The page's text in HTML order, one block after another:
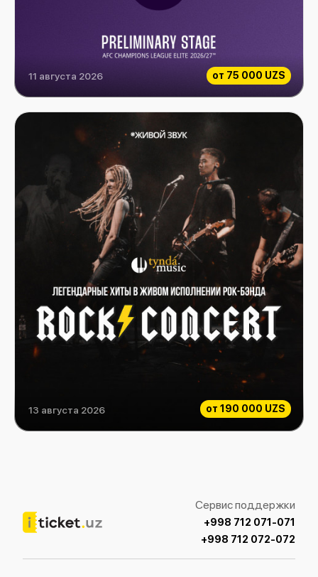
от 75 000 UZS
Paxtakor vs Al-Hussein
11 августа 2026
от 190 000 UZS
Rock Consert
13 августа 2026
Сервис поддержки
+998 712 071-071
+998 712 072-072